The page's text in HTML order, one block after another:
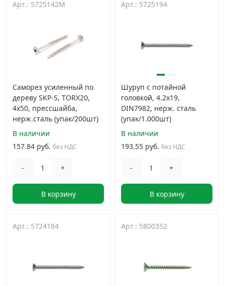
Арт.: 5725142M
Саморез усиленный по
дереву SKP-S, TORX20,
4x50, прессшайба,
нерж.сталь (упак/200шт)
В наличии
157.84 руб. без НДС
- +
В корзину
Арт.: 5725194
Шуруп с потайной
головкой, 4.2х19,
DIN7982, нерж. сталь
(упак/1.000шт)
В наличии
193.55 руб. без НДС
- +
В корзину
Арт.: 5724184 Арт.: 5800352